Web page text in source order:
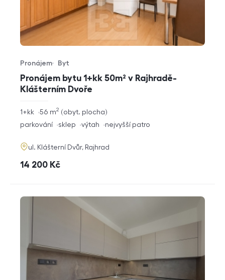
Pronájem bytu 1+kk 50m² v Rajhradě-
Klášterním Dvoře
Typ nabídky
Pronájem
Typ nemovitosti
Byt
rozměry
dispozice
1+kk obyt. plocha
56 m2
funkce
parkování sklep výtah nejvyšší patro
adresa
ul. Klášterní Dvůr, Rajhrad
cena
14 200 Kč